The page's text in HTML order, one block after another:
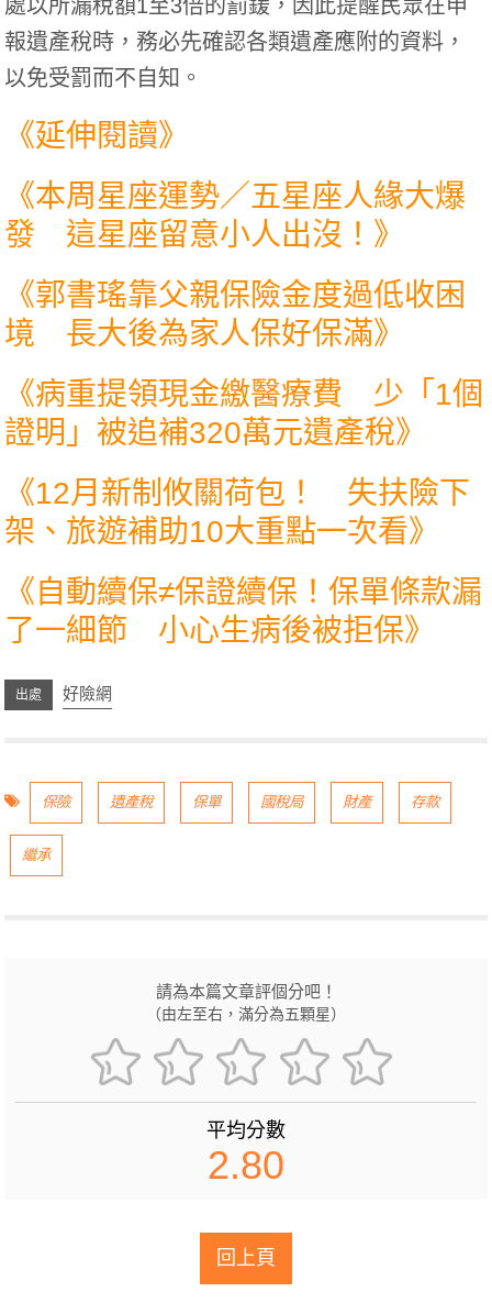
處以所漏稅額1至3倍的罰鍰，因此提醒民眾在申
報遺產稅時，務必先確認各類遺產應附的資料，
以免受罰而不自知。
《延伸閱讀》
《本周星座運勢／五星座人緣大爆
發 這星座留意小人出沒！ 》
《郭書瑤靠父親保險金度過低收困
境 長大後為家人保好保滿》
《病重提領現金繳醫療費 少「1個
證明」被追補320萬元遺產稅》
《12月新制攸關荷包！ 失扶險下
架、旅遊補助10大重點一次看》
《自動續保≠保證續保！保單條款漏
了一細節 小心生病後被拒保》
好險網
保險 遺產稅 保單 國稅局 財產 存款
繼承
請為本篇文章評個分吧！
（由左至右，滿分為五顆星）
平均分數
2.80
回上頁